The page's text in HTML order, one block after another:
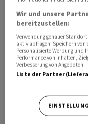
vor, die etwa 1.200
allem mit
bewachen. Dabei
Drohnen, aber
handeln. Eine
Kontaktlinie wäre
Wir und unsere
bereitzustellen:
Verwendung genauer
aktiv abfragen. Speichern
Personalisierte Werbung und
Performance von Inhalten,
Verbesserung von Angeboten.
Liste der Partner